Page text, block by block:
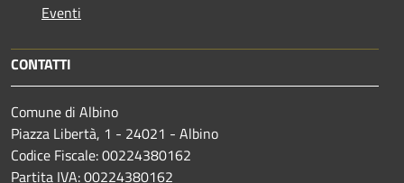
Eventi
CONTATTI
Comune di Albino
Piazza Libertà, 1 - 24021 - Albino
Codice Fiscale: 00224380162
Partita IVA: 00224380162